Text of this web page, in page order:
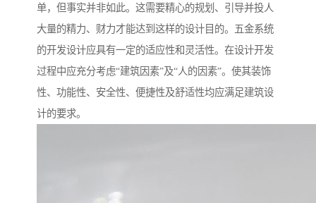
单，但事实并非如此。这需要精心的规划、引导并投人
大量的精力、财力才能达到这样的设计目的。五金系统
的开发设计应具有一定的适应性和灵活性。在设计开发
过程中应充分考虑“建筑因素”及“人的因素”。使其装饰
性、功能性、安全性、便捷性及舒适性均应满足建筑设
计的要求。